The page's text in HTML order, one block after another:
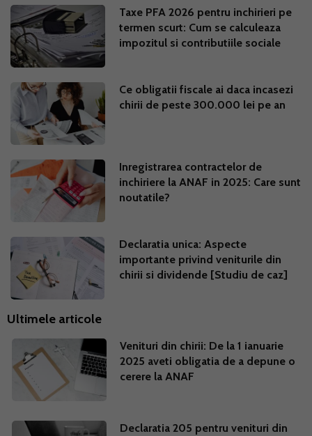
Taxe PFA 2026 pentru inchirieri pe
termen scurt: Cum se calculeaza
impozitul si contributiile sociale
Ce obligatii fiscale ai daca incasezi
chirii de peste 300.000 lei pe an
Inregistrarea contractelor de
inchiriere la ANAF in 2025: Care sunt
noutatile?
Declaratia unica: Aspecte
importante privind veniturile din
chirii si dividende [Studiu de caz]
Ultimele articole
Venituri din chirii: De la 1 ianuarie
2025 aveti obligatia de a depune o
cerere la ANAF
Declaratia 205 pentru venituri din